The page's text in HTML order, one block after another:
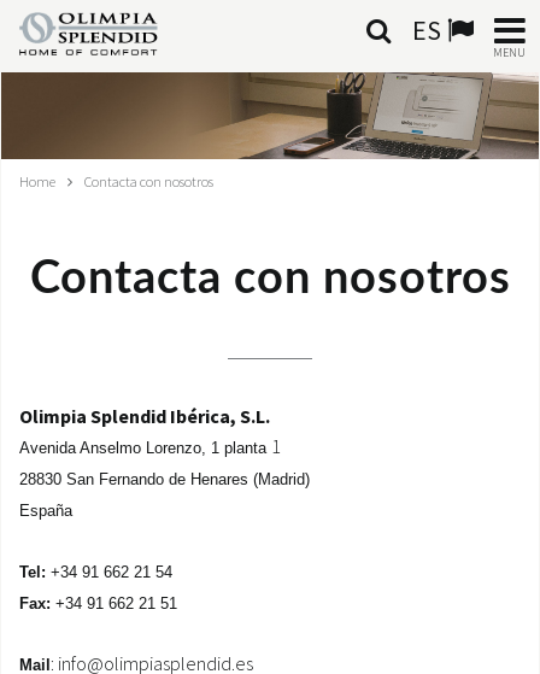
ES
MENU
HOME
CALEFACCIÓN
CONTACTA CON NOSOTROS
MONDE OS
ÁREA DE DESCARGA
Home Contacta con nosotros
Contacta con nosotros
Olimpia Splendid Ibérica, S.L.
Avenida Anselmo Lorenzo, 1 planta 1
28830 San Fernando de Henares (Madrid)
España
Tel: +34 91 662 21 54
Fax: +34 91 662 21 51
Mail : info@olimpiasplendid.es